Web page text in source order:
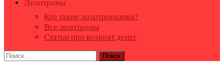
Лохотроны
Кто такие лохотронщики?
Все лохотроны
Статьи про возврат денег
Найти: